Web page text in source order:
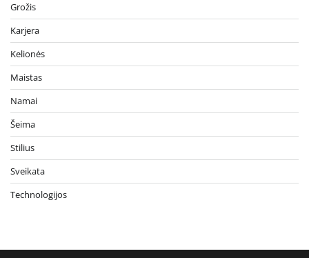
Grožis
Karjera
Kelionės
Maistas
Namai
Šeima
Stilius
Sveikata
Technologijos